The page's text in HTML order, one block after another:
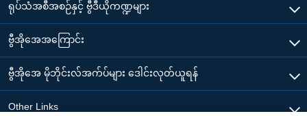
ရုပ်သံအစီအစဉ်နှင့် ဗွီဒီယိုကဏ္ဍများ
ဗွီအိုအေအကြောင်း
ဗွီအိုအေ မိုဘိုင်းလ်အက်ပ်များ ဒေါင်းလုတ်ယူရန်
Other Links